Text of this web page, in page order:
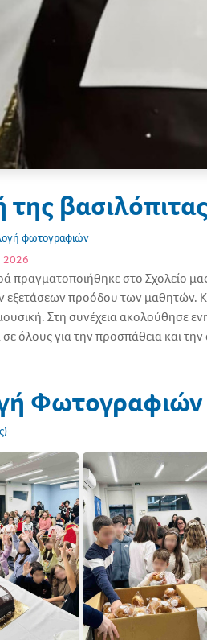
της
φωτογραφιών
2026
πραγματοποιήθηκε στο Σχολείο
εξετάσεων προόδου των μαθητών.
Στη συνέχεια ακολούθησε
όλους για την προσπάθεια και
Φωτογραφιών